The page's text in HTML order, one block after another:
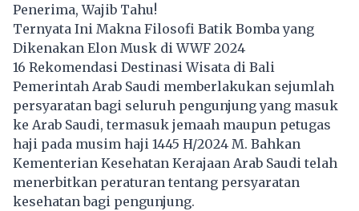
Penerima, Wajib Tahu!
Ternyata Ini Makna Filosofi Batik Bomba yang
Dikenakan Elon Musk di WWF 2024
16 Rekomendasi Destinasi Wisata di Bali
Pemerintah Arab Saudi memberlakukan sejumlah
persyaratan bagi seluruh pengunjung yang masuk
ke Arab Saudi, termasuk jemaah maupun petugas
haji pada musim haji 1445 H/2024 M. Bahkan
Kementerian Kesehatan Kerajaan Arab Saudi telah
menerbitkan peraturan tentang persyaratan
kesehatan bagi pengunjung.